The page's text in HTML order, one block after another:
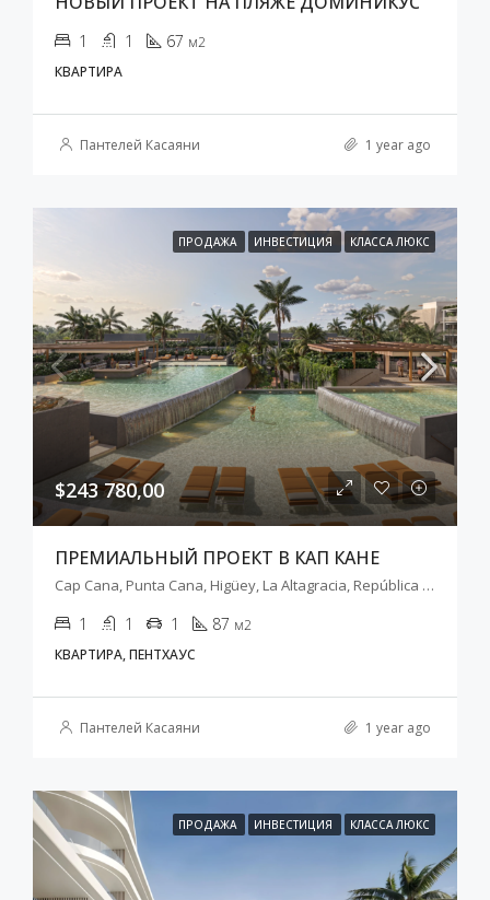
1 1 67 м2
КВАРТИРА
Пантелей Касаяни 1 year ago
ПРОДАЖА ИНВЕСТИЦИЯ КЛАССА ЛЮКС
$243 780,00
ПРЕМИАЛЬНЫЙ ПРОЕКТ В КАП КАНЕ
Cap Cana, Punta Cana, Higüey, La Altagracia, República Dominicana
1 1 1 87 м2
КВАРТИРА, ПЕНТХАУС
Пантелей Касаяни 1 year ago
ПРОДАЖА ИНВЕСТИЦИЯ КЛАССА ЛЮКС